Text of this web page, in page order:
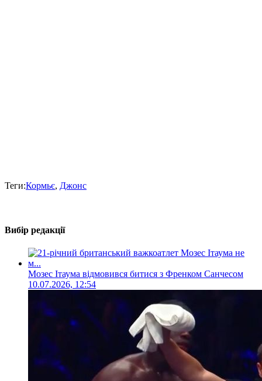
Теги:Кормьє, Джонс
Вибір редакції
Мозес Ітаума відмовився битися з Френком Санчесом
10.07.2026, 12:54